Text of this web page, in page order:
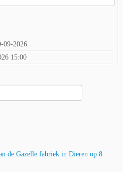
09-2026
15:00
de Gazelle fabriek in Dieren op 8